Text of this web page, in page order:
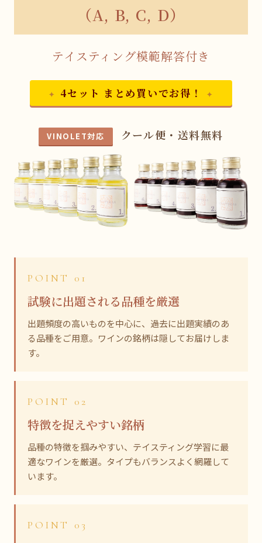
（A, B, C, D）
テイスティング模範解答付き
4セット まとめ買いでお得！
VINOLET対応 クール便・送料無料
POINT 01
試験に出題される品種を厳選
出題頻度の高いものを中心に、過去に出題実績のあ
る品種をご用意。ワインの銘柄は隠してお届けしま
す。
POINT 02
特徴を捉えやすい銘柄
品種の特徴を掴みやすい、テイスティング学習に最
適なワインを厳選。タイプもバランスよく網羅して
います。
POINT 03